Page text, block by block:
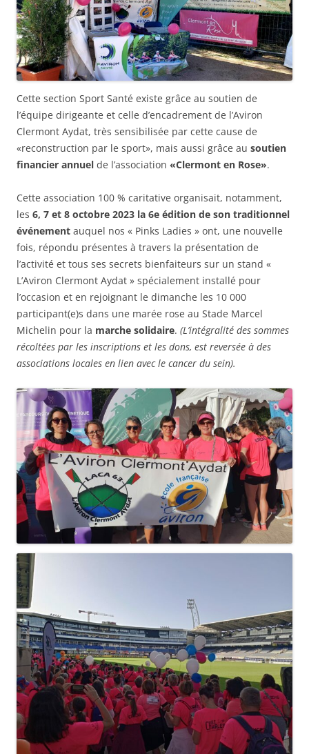
Cette section Sport Santé existe grâce au soutien de
l’équipe dirigeante et celle d’encadrement de l’Aviron
Clermont Aydat, très sensibilisée par cette cause de
«reconstruction par le sport», mais aussi grâce au soutien
financier annuel de l’association «Clermont en Rose».
Cette association 100 % caritative organisait, notamment,
les 6, 7 et 8 octobre 2023 la 6e édition de son traditionnel
événement auquel nos « Pinks Ladies » ont, une nouvelle
fois, répondu présentes à travers la présentation de
l’activité et tous ses secrets bienfaiteurs sur un stand «
L’Aviron Clermont Aydat » spécialement installé pour
l’occasion et en rejoignant le dimanche les 10 000
participant(e)s dans une marée rose au Stade Marcel
Michelin pour la marche solidaire. (L’intégralité des sommes
récoltées par les inscriptions et les dons, est reversée à des
associations locales en lien avec le cancer du sein).